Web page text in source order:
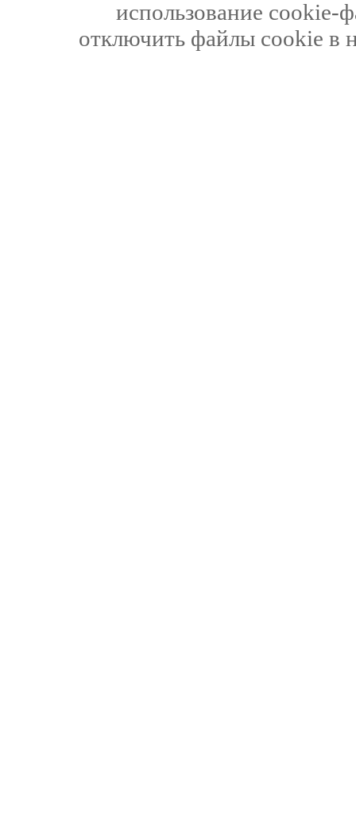
использование cookie-
отключить файлы cookie в